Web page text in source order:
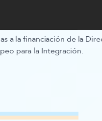
a la financiación de la
para la Integración.